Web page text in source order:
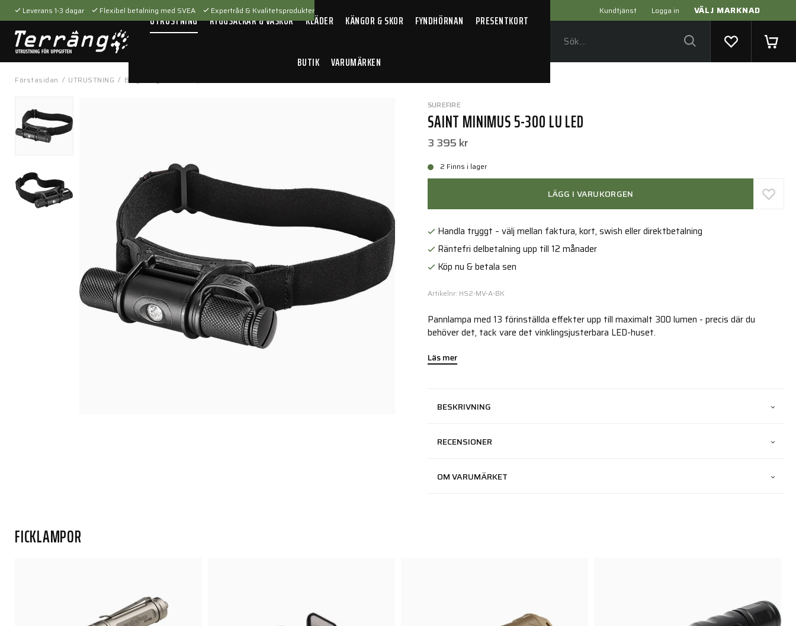
Kundtjänst Logga in VÄLJ MARKNAD
Leverans 1-3 dagar Flexibel betalning med SVEA Expertråd & Kvalitetsprodukter
UTRUSTNING RYGGSÄCKAR & VÄSKOR KLÄDER KÄNGOR & SKOR FYNDHÖRNAN PRESENTKORT
BUTIK VARUMÄRKEN
Förstasidan / UTRUSTNING / Belysning
SUREFIRE
SAINT MINIMUS 5-300 LU LED
3 395 kr
2 Finns i lager
LÄGG I VARUKORGEN
Handla tryggt – välj mellan faktura, kort, swish eller direktbetalning
Räntefri delbetalning upp till 12 månader
Köp nu & betala sen
Artikelnr: HS2-MV-A-BK
Pannlampa med 13 förinställda effekter upp till maximalt 300 lumen - precis där du
behöver det, tack vare det vinklingsjusterbara LED-huset.
Läs mer
BESKRIVNING
RECENSIONER
OM VARUMÄRKET
FICKLAMPOR